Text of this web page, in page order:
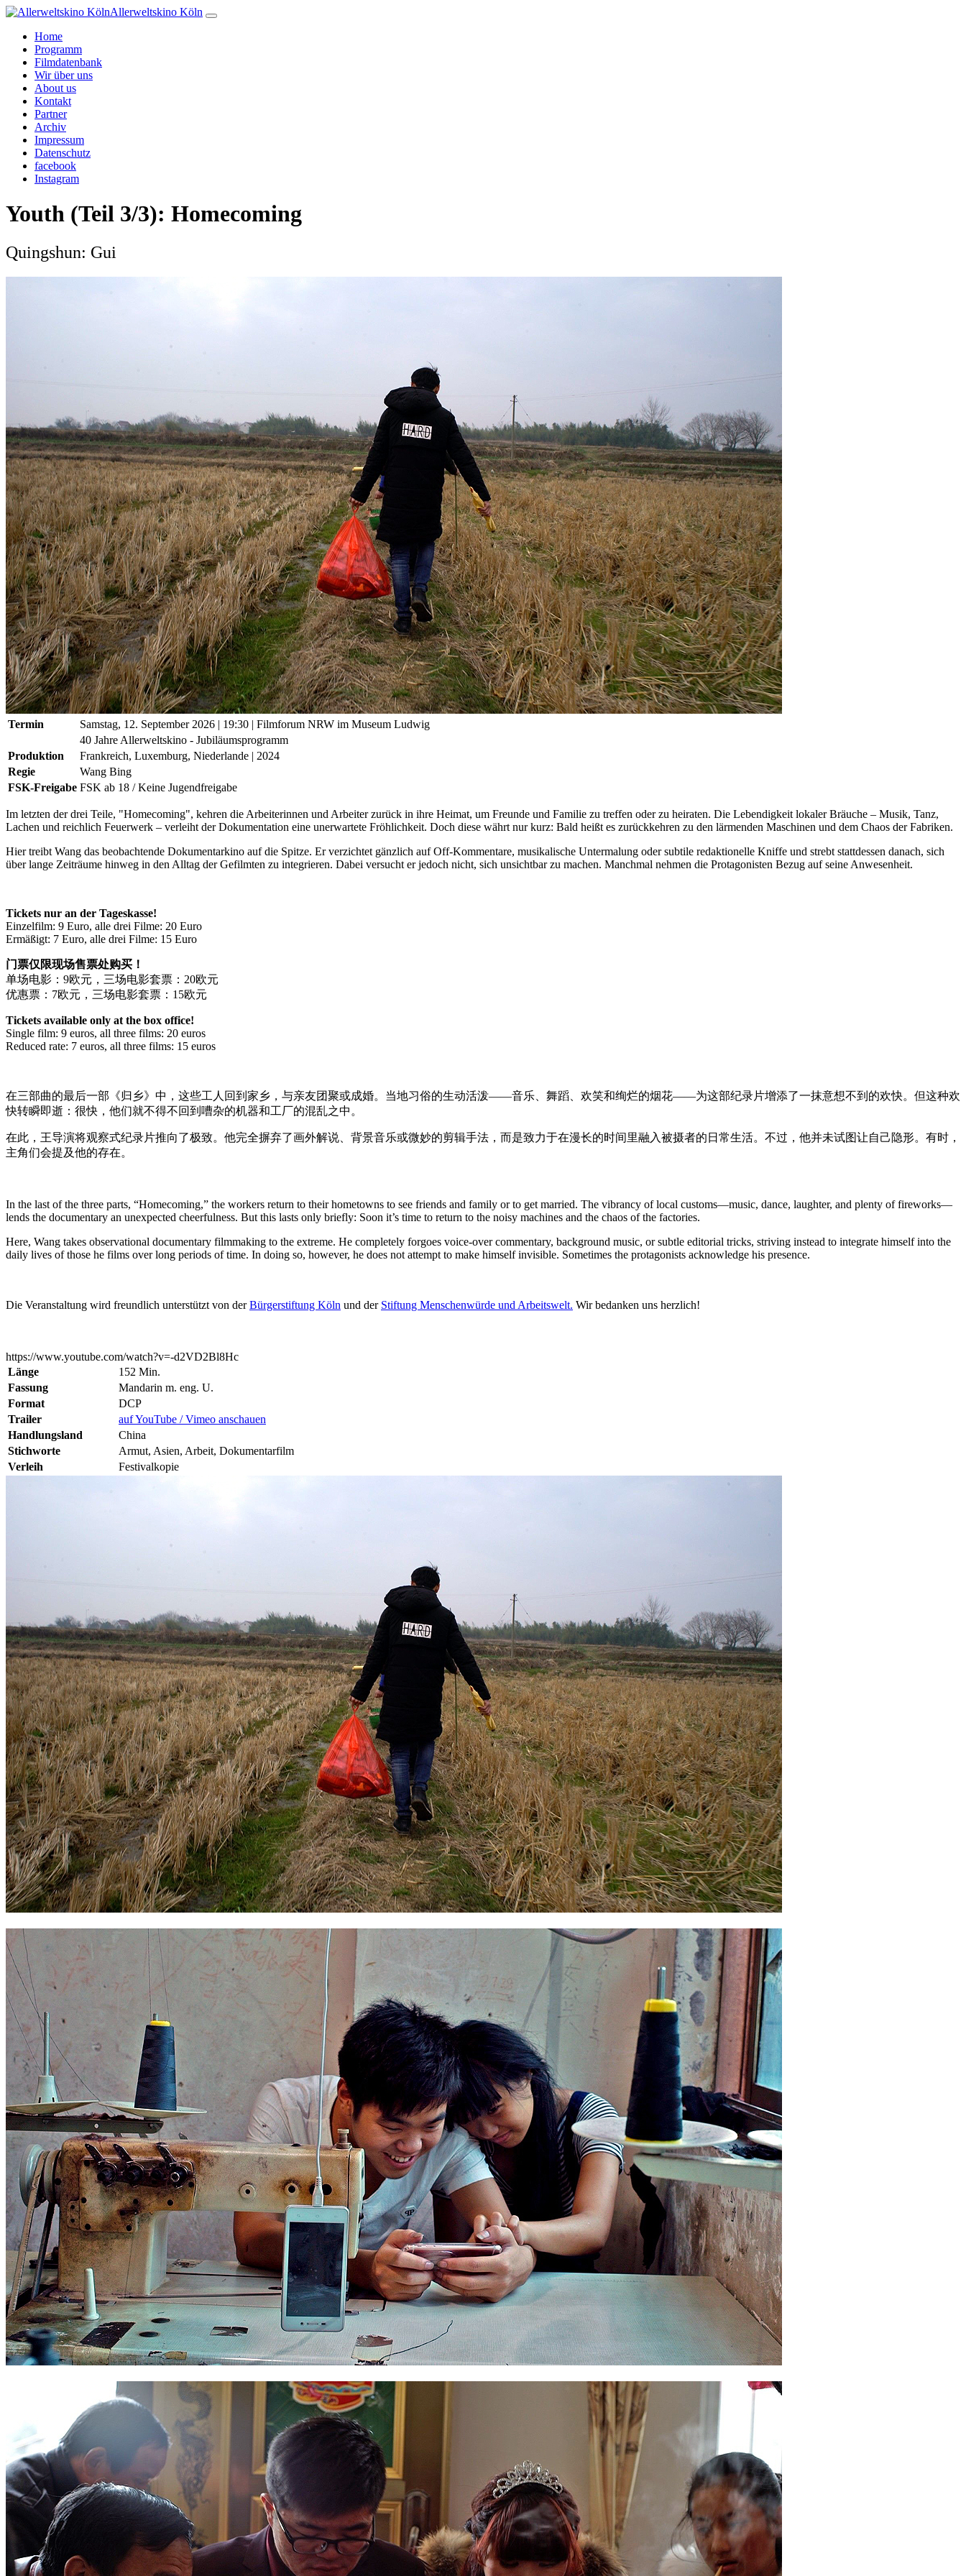
Allerweltskino Köln
Home
Programm
Filmdatenbank
Wir über uns
About us
Kontakt
Partner
Archiv
Impressum
Datenschutz
facebook
Instagram
Youth (Teil 3/3): Homecoming
Quingshun: Gui
Termin Samstag, 12. September 2026 | 19:30 | Filmforum NRW im Museum Ludwig
40 Jahre Allerweltskino - Jubiläumsprogramm
Produktion
Frankreich, Luxemburg, Niederlande | 2024
Regie
Wang Bing
FSK-Freigabe FSK ab 18 / Keine Jugendfreigabe
Im letzten der drei Teile, "Homecoming", kehren die Arbeiterinnen und Arbeiter zurück in ihre Heimat, um Freunde und Familie zu treffen oder zu heiraten. Die Lebendigkeit lokaler Bräuche – Musik, Tanz,
Lachen und reichlich Feuerwerk – verleiht der Dokumentation eine unerwartete Fröhlichkeit. Doch diese währt nur kurz: Bald heißt es zurückkehren zu den lärmenden Maschinen und dem Chaos der Fabriken.
Hier treibt Wang das beobachtende Dokumentarkino auf die Spitze. Er verzichtet gänzlich auf Off-Kommentare, musikalische Untermalung oder subtile redaktionelle Kniffe und strebt stattdessen danach, sich
über lange Zeiträume hinweg in den Alltag der Gefilmten zu integrieren. Dabei versucht er jedoch nicht, sich unsichtbar zu machen. Manchmal nehmen die Protagonisten Bezug auf seine Anwesenheit.
Tickets nur an der Tageskasse!
Einzelfilm: 9 Euro, alle drei Filme: 20 Euro
Ermäßigt: 7 Euro, alle drei Filme: 15 Euro
门票仅限现场售票处购买！
单场电影：9欧元，三场电影套票：20欧元
优惠票：7欧元，三场电影套票：15欧元
Tickets available only at the box office!
Single film: 9 euros, all three films: 20 euros
Reduced rate: 7 euros, all three films: 15 euros
在三部曲的最后一部《归乡》中，这些工人回到家乡，与亲友团聚或成婚。当地习俗的生动活泼——音乐、舞蹈、欢笑和绚烂的烟花——为这部纪录片增添了一抹意想不到的欢快。但这种欢
快转瞬即逝：很快，他们就不得不回到嘈杂的机器和工厂的混乱之中。
在此，王导演将观察式纪录片推向了极致。他完全摒弃了画外解说、背景音乐或微妙的剪辑手法，而是致力于在漫长的时间里融入被摄者的日常生活。不过，他并未试图让自己隐形。有时，
主角们会提及他的存在。
In the last of the three parts, “Homecoming,” the workers return to their hometowns to see friends and family or to get married. The vibrancy of local customs—music, dance, laughter, and plenty of fireworks—
lends the documentary an unexpected cheerfulness. But this lasts only briefly: Soon it’s time to return to the noisy machines and the chaos of the factories.
Here, Wang takes observational documentary filmmaking to the extreme. He completely forgoes voice-over commentary, background music, or subtle editorial tricks, striving instead to integrate himself into the
daily lives of those he films over long periods of time. In doing so, however, he does not attempt to make himself invisible. Sometimes the protagonists acknowledge his presence.
Die Veranstaltung wird freundlich unterstützt von derBürgerstiftung Köln und der Stiftung Menschenwürde und Arbeitswelt. Wir bedanken uns herzlich!
https://www.youtube.com/watch?v=-d2VD2Bl8Hc
Länge
152 Min.
Fassung
Mandarin m. eng. U.
Format
DCP
Trailer
auf YouTube / Vimeo anschauen
Handlungsland
China
Stichworte
Armut, Asien, Arbeit, Dokumentarfilm
Verleih
Festivalkopie